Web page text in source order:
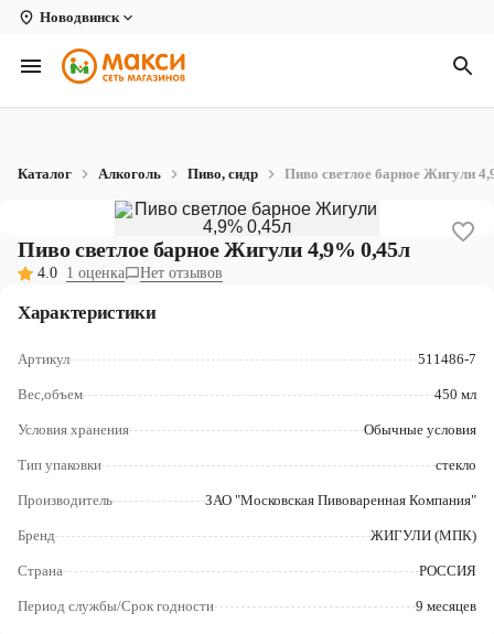
Новодвинск
Вологда
Архангельск
Коряжма
Котлас
Новодвинск
Северодвинск
Череповец
Ярославль
Каталог Алкоголь Пиво, сидр Пиво светлое барное Жигули
Пиво светлое барное Жигули 4,9% 0,45л
4.0 1 оценка Нет отзывов
Характеристики
Артикул 511486-7
Вес,объем 450 мл
Условия хранения Обычные условия
Тип упаковки стекло
Производитель ЗАО "Московская Пивоваренная Компания"
Бренд ЖИГУЛИ (МПК)
Страна РОССИЯ
Период службы/Срок годности 9 месяцев